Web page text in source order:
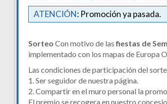
ATENCIÓN: Promoción ya pasada.
Sorteo Con motivo de lasfiestas de
implementado con los mapas de Europa
Las condiciones de participación del
1. Ser seguidor de nuestra página.
2. Compartir en el muro personal la
El premio se recogera en nuestro